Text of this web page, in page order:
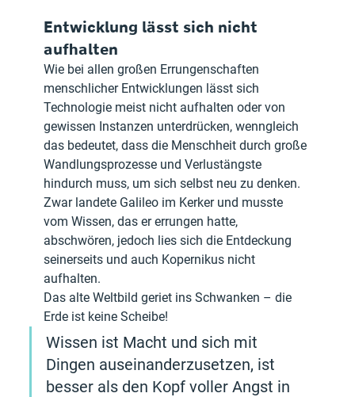
Entwicklung lässt sich nicht
aufhalten
Wie bei allen großen Errungenschaften
menschlicher Entwicklungen lässt sich
Technologie meist nicht aufhalten oder von
gewissen Instanzen unterdrücken, wenngleich
das bedeutet, dass die Menschheit durch große
Wandlungsprozesse und Verlustängste
hindurch muss, um sich selbst neu zu denken.
Zwar landete Galileo im Kerker und musste
vom Wissen, das er errungen hatte,
abschwören, jedoch lies sich die Entdeckung
seinerseits und auch Kopernikus nicht
aufhalten.
Das alte Weltbild geriet ins Schwanken – die
Erde ist keine Scheibe!
Wissen ist Macht und sich mit
Dingen auseinanderzusetzen, ist
besser als den Kopf voller Angst in